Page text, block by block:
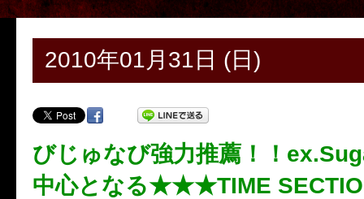
2010年01月31日 (日)
びじゅなび強力推薦！！
中心となる★★★TIME